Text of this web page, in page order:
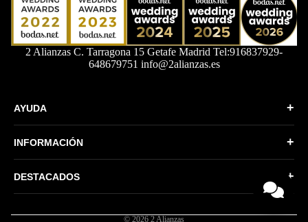
2 Alianzas C. Tarragona 15 Getafe Madrid Tel:916837929-
648679751 info@2alianzas.es
AYUDA +
INFORMACIÓN +
DESTACADOS +
Guía de tallas
© 2026 2 Alianzas